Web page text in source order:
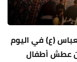
(ع) في اليوم
عطش أطفال